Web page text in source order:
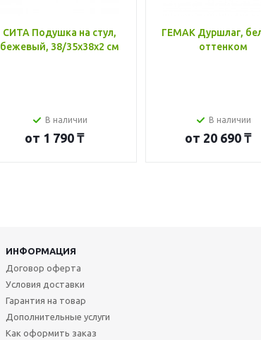
СИТА Подушка на стул,
бежевый, 38/35x38x2 см
В наличии
от 1 790 ₸
ГЕМАК Дуршлаг,
оттенком
В наличии
от 20 690 ₸
ИНФОРМАЦИЯ
Договор оферта
Условия доставки
Гарантия на товар
Дополнительные услуги
Как оформить заказ